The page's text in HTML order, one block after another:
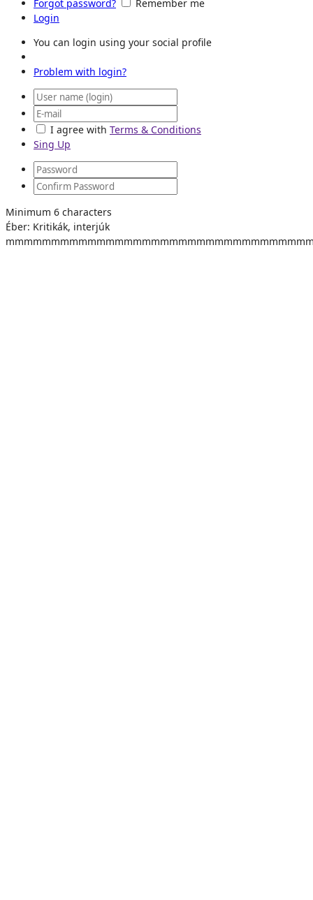
Forgot password?
Remember me
Login
You can login using your social profile
Problem with login?
I agree with Terms & Conditions
Sing Up
Minimum 6 characters
Éber: Kritikák, interjúk